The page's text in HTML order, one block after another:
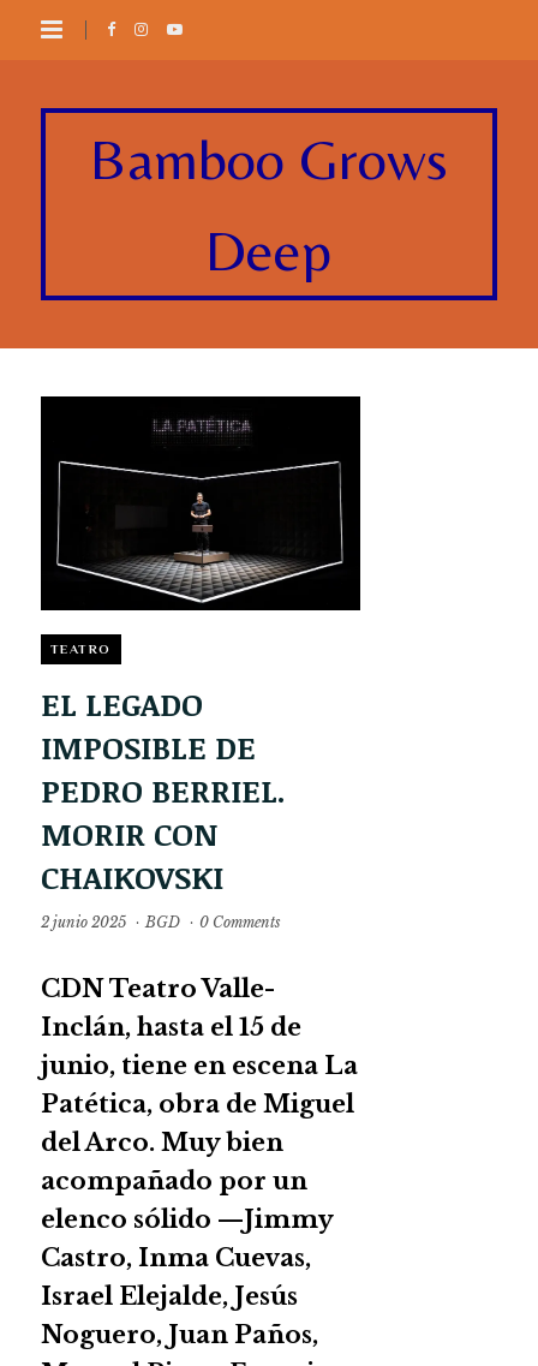
Bamboo Grows
Deep
TEATRO
EL LEGADO
IMPOSIBLE DE
PEDRO BERRIEL.
MORIR CON
CHAIKOVSKI
2 junio 2025 · BGD · 0 Comments
CDN Teatro Valle-
Inclán, hasta el 15 de
junio, tiene en escena La
Patética, obra de Miguel
del Arco. Muy bien
acompañado por un
elenco sólido —Jimmy
Castro, Inma Cuevas,
Israel Elejalde, Jesús
Noguero, Juan Paños,